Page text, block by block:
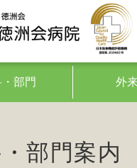
部門 外
部門案内